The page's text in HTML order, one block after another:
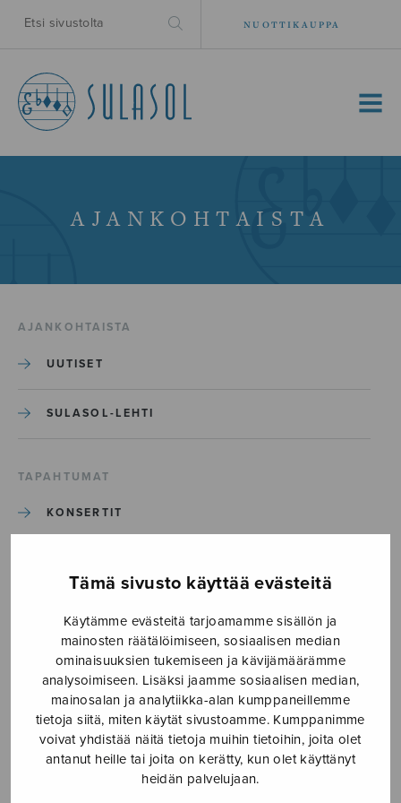
Tämä sivusto käyttää evästeitä
Käytämme evästeitä tarjoamamme sisällön ja
mainosten räätälöimiseen, sosiaalisen median
ominaisuuksien tukemiseen ja kävijämäärämme
analysoimiseen. Lisäksi jaamme sosiaalisen median,
mainosalan ja analytiikka-alan kumppaneillemme
tietoja siitä, miten käytät sivustoamme. Kumppanimme
voivat yhdistää näitä tietoja muihin tietoihin, joita olet
antanut heille tai joita on kerätty, kun olet käyttänyt
heidän palvelujaan.
NUOTTIKAUPPA
MENU
AJANKOHTAISTA
AJANKOHTAISTA
UUTISET
SULASOL-LEHTI
TAPAHTUMAT
KONSERTIT
Etusivu Ajankohtaista
Tammikuun jäsenviestin lähetyksessä teknisiä
ongelmia
Tammikuun jäsenviestin